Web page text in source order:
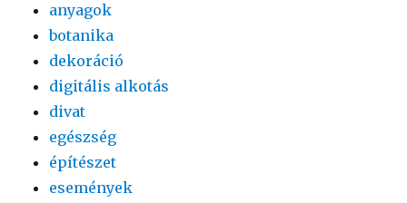
anyagok
botanika
dekoráció
digitális alkotás
divat
egészség
építészet
események